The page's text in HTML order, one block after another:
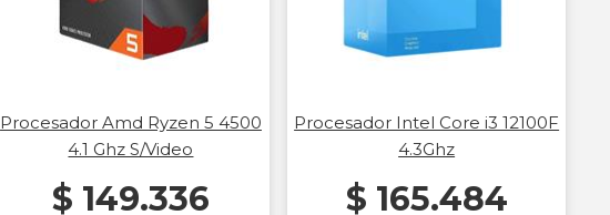
Procesador Amd Ryzen 5 4500
4.1 Ghz S/Video
$ 149.336
Procesador Intel Core i3 12100F
4.3Ghz
$ 165.484